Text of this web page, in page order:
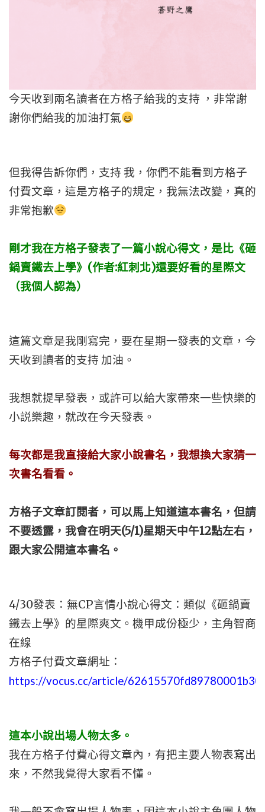
今天收到兩名讀者在方格子給我的支持 ，非常謝
謝你們給我的加油打氣
但我得告訴你們，支持 我，你們不能看到方格子
付費文章，這是方格子的規定，我無法改變，真的
非常抱歉
剛才我在方格子發表了一篇小說心得文，是比《砸
鍋賣鐵去上學》(作者:紅刺北)還要好看的星際文
（我個人認為）
這篇文章是我剛寫完，要在星期一發表的文章，今
天收到讀者的支持 加油。
我想就提早發表，或許可以給大家帶來一些快樂的
小説樂趣，就改在今天發表。
每次都是我直接給大家小說書名，我想換大家猜一
次書名看看。
方格子文章訂閱者，可以馬上知道這本書名，但請
不要透露，我會在明天(5/1)星期天中午12點左右，
跟大家公開這本書名。
4/30發表：無CP言情小說心得文：類似《砸鍋賣
鐵去上學》的星際爽文。機甲成份極少，主角智商
在線
方格子付費文章網址：
https://vocus.cc/article/
這本小說出場人物太多。
我在方格子付費心得文章內，有把主要人物表寫出
來，不然我覺得大家看不懂。